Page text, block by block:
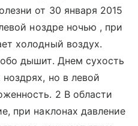
от 30 января 2015
ноздре ночью , при
холодный воздух.
дышит. Днем сухость
но в левой
2 В области
при наклонах давление